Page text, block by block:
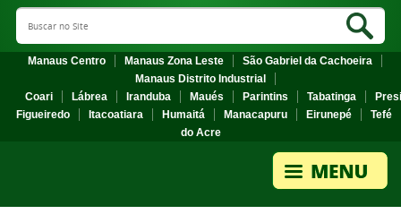
Search Site
Manaus Centro Manaus Zona Leste
São Gabriel da Cachoeira
Manaus Distrito Industrial
Coari
Lábrea Iranduba Maués Parintins Tabatinga
Figueiredo
Itacoatiara Humaitá Manacapuru Eirunepé
Tefé
do Acre